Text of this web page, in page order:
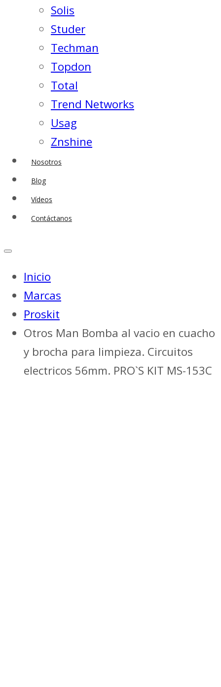
Solis
Studer
Techman
Topdon
Total
Trend Networks
Usag
Znshine
Nosotros
Blog
Vídeos
Contáctanos
Inicio
Marcas
Proskit
Otros Man Bomba al vacio en cuacho
y brocha para limpieza. Circuitos
electricos 56mm. PRO`S KIT MS-153C